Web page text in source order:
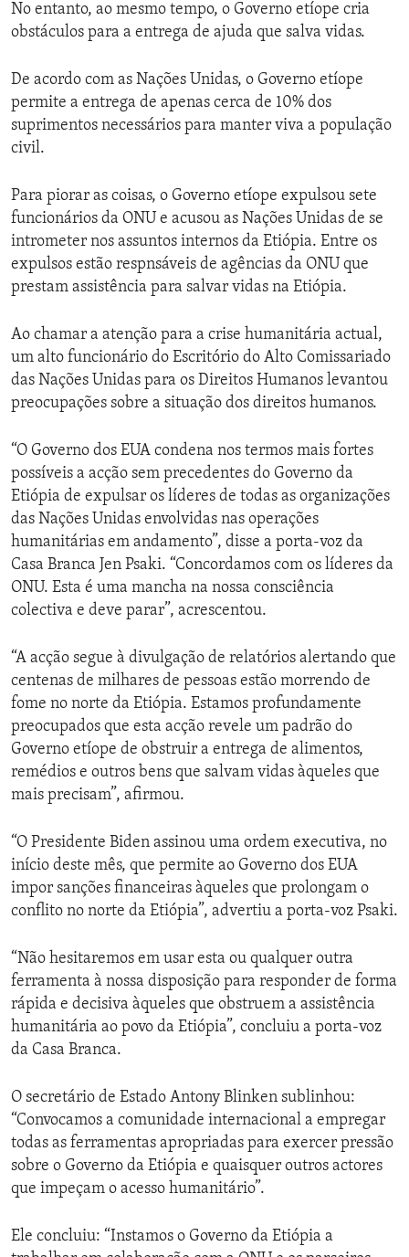
No entanto, ao mesmo tempo, o Governo etíope cria
obstáculos para a entrega de ajuda que salva vidas.
De acordo com as Nações Unidas, o Governo etíope
permite a entrega de apenas cerca de 10% dos
suprimentos necessários para manter viva a população
civil.
Para piorar as coisas, o Governo etíope expulsou sete
funcionários da ONU e acusou as Nações Unidas de se
intrometer nos assuntos internos da Etiópia. Entre os
expulsos estão respnsáveis de agências da ONU que
prestam assistência para salvar vidas na Etiópia.
Ao chamar a atenção para a crise humanitária actual,
um alto funcionário do Escritório do Alto Comissariado
das Nações Unidas para os Direitos Humanos levantou
preocupações sobre a situação dos direitos humanos.
“O Governo dos EUA condena nos termos mais fortes
possíveis a acção sem precedentes do Governo da
Etiópia de expulsar os líderes de todas as organizações
das Nações Unidas envolvidas nas operações
humanitárias em andamento”, disse a porta-voz da
Casa Branca Jen Psaki. “Concordamos com os líderes da
ONU. Esta é uma mancha na nossa consciência
colectiva e deve parar”, acrescentou.
“A acção segue à divulgação de relatórios alertando que
centenas de milhares de pessoas estão morrendo de
fome no norte da Etiópia. Estamos profundamente
preocupados que esta acção revele um padrão do
Governo etíope de obstruir a entrega de alimentos,
remédios e outros bens que salvam vidas àqueles que
mais precisam”, afirmou.
“O Presidente Biden assinou uma ordem executiva, no
início deste mês, que permite ao Governo dos EUA
impor sanções financeiras àqueles que prolongam o
conflito no norte da Etiópia”, advertiu a porta-voz Psaki.
“Não hesitaremos em usar esta ou qualquer outra
ferramenta à nossa disposição para responder de forma
rápida e decisiva àqueles que obstruem a assistência
humanitária ao povo da Etiópia”, concluiu a porta-voz
da Casa Branca.
O secretário de Estado Antony Blinken sublinhou:
“Convocamos a comunidade internacional a empregar
todas as ferramentas apropriadas para exercer pressão
sobre o Governo da Etiópia e quaisquer outros actores
que impeçam o acesso humanitário”.
Ele concluiu: “Instamos o Governo da Etiópia a